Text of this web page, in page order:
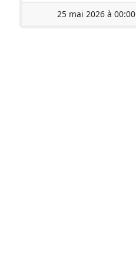
25 mai 2026 à 00:00